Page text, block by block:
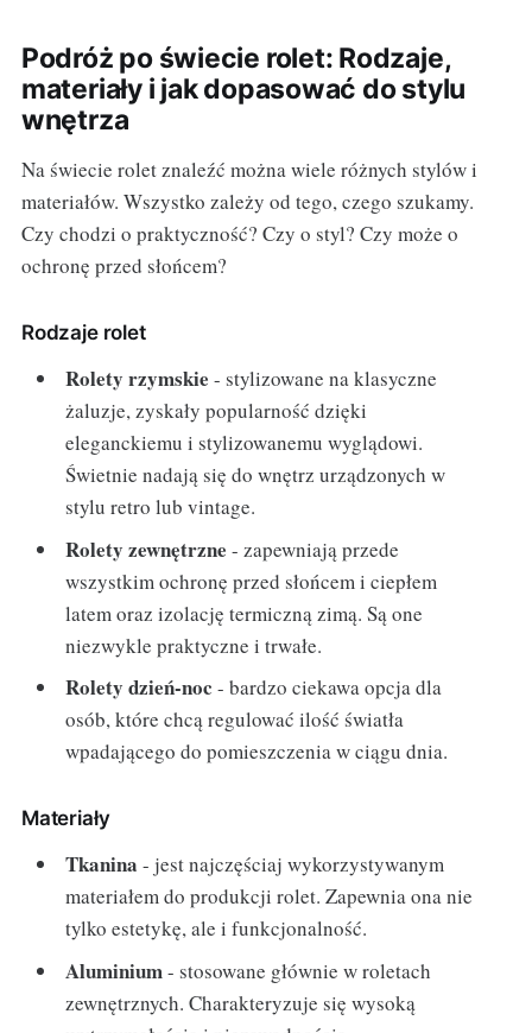
Podróż po świecie rolet: Rodzaje,
materiały i jak dopasować do stylu
wnętrza
Na świecie rolet znaleźć można wiele różnych stylów i
materiałów. Wszystko zależy od tego, czego szukamy.
Czy chodzi o praktyczność? Czy o styl? Czy może o
ochronę przed słońcem?
Rodzaje rolet
Rolety rzymskie - stylizowane na klasyczne
żaluzje, zyskały popularność dzięki
eleganckiemu i stylizowanemu wyglądowi.
Świetnie nadają się do wnętrz urządzonych w
stylu retro lub vintage.
Rolety zewnętrzne - zapewniają przede
wszystkim ochronę przed słońcem i ciepłem
latem oraz izolację termiczną zimą. Są one
niezwykle praktyczne i trwałe.
Rolety dzień-noc - bardzo ciekawa opcja dla
osób, które chcą regulować ilość światła
wpadającego do pomieszczenia w ciągu dnia.
Materiały
Tkanina - jest najczęściaj wykorzystywanym
materiałem do produkcji rolet. Zapewnia ona nie
tylko estetykę, ale i funkcjonalność.
Aluminium- stosowane głównie w roletach
zewnętrznych. Charakteryzuje się wysoką